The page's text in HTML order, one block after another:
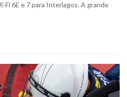
Fi 6E e 7 para Interlagos. A grande